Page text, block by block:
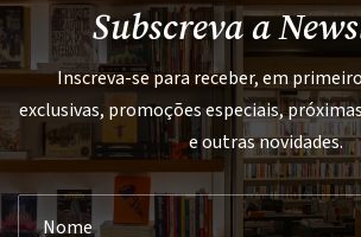
Subscreva a
Inscreva-se para receber, em
exclusivas, promoções especiais,
e outras novidades.